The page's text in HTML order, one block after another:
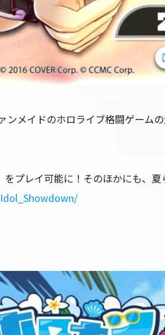
メイドのホロライブ格闘ゲーム
プレイ可能に！そのほかにも、